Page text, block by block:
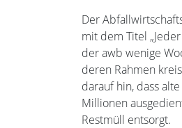
Der
mit dem Titel
der awb wenige
deren Rahmen
darauf hin, dass
Millionen
Restmüll entsorgt.